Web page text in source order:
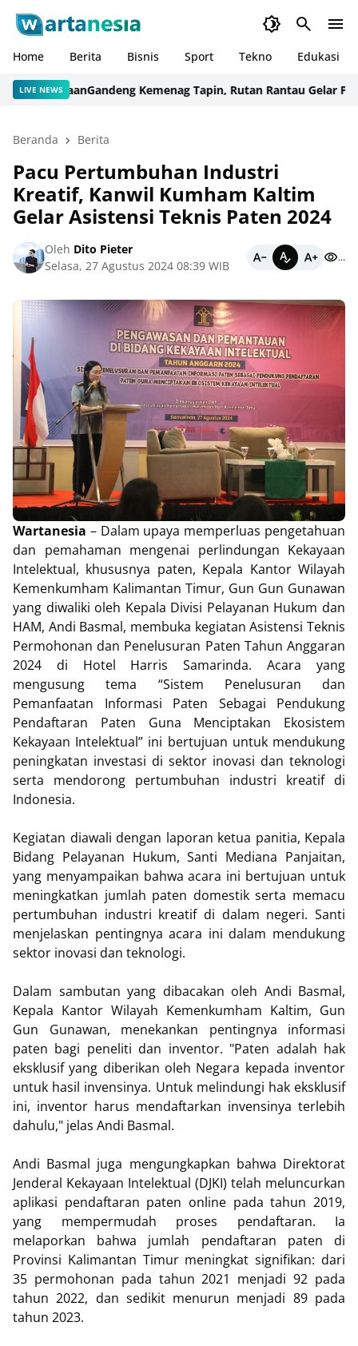
Home Berita Bisnis Sport Tekno Edukasi
LIVE NEWS
BinaanGandeng Kemenag Tapin, Rutan Rantau Gelar
Beranda Berita
Pacu Pertumbuhan Industri
Kreatif, Kanwil Kumham Kaltim
Gelar Asistensi Teknis Paten 2024
Oleh Dito Pieter
Selasa, 27 Agustus 2024 08:39 WIB
...
Wartanesia – Dalam upaya memperluas pengetahuan
dan pemahaman mengenai perlindungan Kekayaan
Intelektual, khususnya paten, Kepala Kantor Wilayah
Kemenkumham Kalimantan Timur, Gun Gun Gunawan
yang diwaliki oleh Kepala Divisi Pelayanan Hukum dan
HAM, Andi Basmal, membuka kegiatan Asistensi Teknis
Permohonan dan Penelusuran Paten Tahun Anggaran
2024 di Hotel Harris Samarinda. Acara yang
mengusung tema “Sistem Penelusuran dan
Pemanfaatan Informasi Paten Sebagai Pendukung
Pendaftaran Paten Guna Menciptakan Ekosistem
Kekayaan Intelektual” ini bertujuan untuk mendukung
peningkatan investasi di sektor inovasi dan teknologi
serta mendorong pertumbuhan industri kreatif di
Indonesia.
Kegiatan diawali dengan laporan ketua panitia, Kepala
Bidang Pelayanan Hukum, Santi Mediana Panjaitan,
yang menyampaikan bahwa acara ini bertujuan untuk
meningkatkan jumlah paten domestik serta memacu
pertumbuhan industri kreatif di dalam negeri. Santi
menjelaskan pentingnya acara ini dalam mendukung
sektor inovasi dan teknologi.
Dalam sambutan yang dibacakan oleh Andi Basmal,
Kepala Kantor Wilayah Kemenkumham Kaltim, Gun
Gun Gunawan, menekankan pentingnya informasi
paten bagi peneliti dan inventor. "Paten adalah hak
eksklusif yang diberikan oleh Negara kepada inventor
untuk hasil invensinya. Untuk melindungi hak eksklusif
ini, inventor harus mendaftarkan invensinya terlebih
dahulu," jelas Andi Basmal.
Andi Basmal juga mengungkapkan bahwa Direktorat
Jenderal Kekayaan Intelektual (DJKI) telah meluncurkan
aplikasi pendaftaran paten online pada tahun 2019,
yang mempermudah proses pendaftaran. Ia
melaporkan bahwa jumlah pendaftaran paten di
Provinsi Kalimantan Timur meningkat signifikan: dari
35 permohonan pada tahun 2021 menjadi 92 pada
tahun 2022, dan sedikit menurun menjadi 89 pada
tahun 2023.